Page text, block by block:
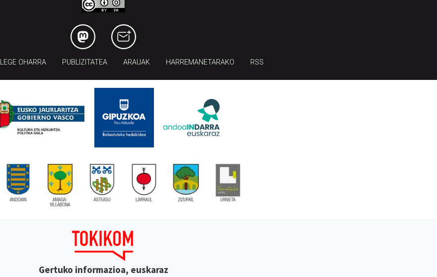
LEGE OHARRA PUBLIZITATEA ARAUAK HARREMANETARAKO RSS
Gertuko informazioa, euskaraz